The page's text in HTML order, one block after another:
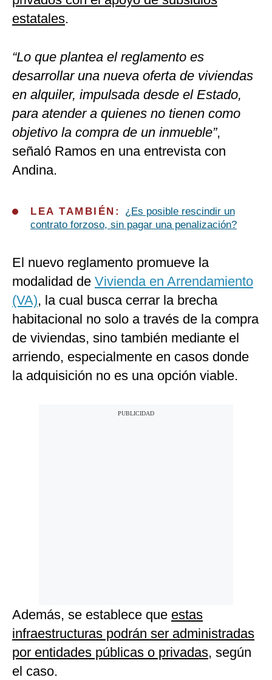
estatales.
“Lo que plantea el reglamento es
desarrollar una nueva oferta de viviendas
en alquiler, impulsada desde el Estado,
para atender a quienes no tienen como
objetivo la compra de un inmueble”,
señaló Ramos en una entrevista con
Andina.
LEA TAMBIÉN: ¿Es posible rescindir un
contrato forzoso, sin pagar una penalización?
El nuevo reglamento promueve la
modalidad de Vivienda en Arrendamiento
(VA), la cual busca cerrar la brecha
habitacional no solo a través de la compra
de viviendas, sino también mediante el
arriendo, especialmente en casos donde
la adquisición no es una opción viable.
Además, se establece que estas
infraestructuras podrán ser administradas
por entidades públicas o privadas, según
el caso.